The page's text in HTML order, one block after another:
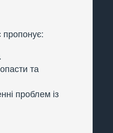
пропонує:
та
проблем із